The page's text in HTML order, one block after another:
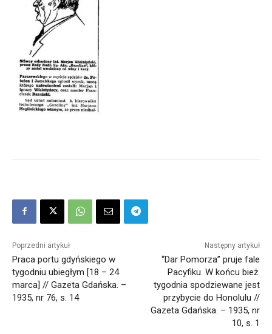
Poprzedni artykuł
Praca portu gdyńskiego w
tygodniu ubiegłym [18 – 24
marca] // Gazeta Gdańska. –
1935, nr 76, s. 14
Następny artykuł
“Dar Pomorza” pruje fale
Pacyfiku. W końcu bież.
tygodnia spodziewane jest
przybycie do Honolulu //
Gazeta Gdańska. – 1935, nr
10, s. 1